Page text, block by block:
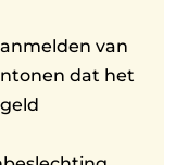
van
dat het